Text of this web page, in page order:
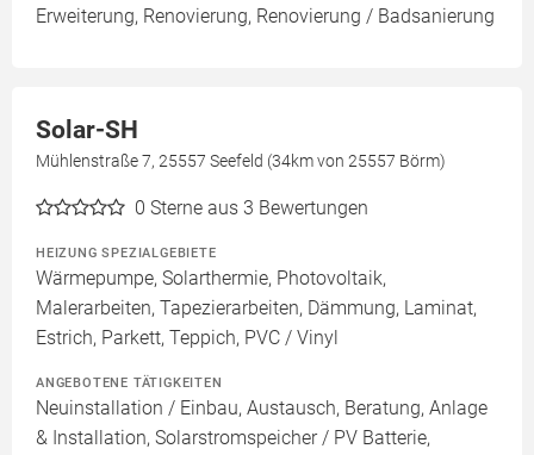
Erweiterung, Renovierung, Renovierung / Badsanierung
Solar-SH
Mühlenstraße 7, 25557 Seefeld (34km von 25557 Börm)
0 Sterne aus 3 Bewertungen
HEIZUNG SPEZIALGEBIETE
Wärmepumpe, Solarthermie, Photovoltaik,
Malerarbeiten, Tapezierarbeiten, Dämmung, Laminat,
Estrich, Parkett, Teppich, PVC / Vinyl
ANGEBOTENE TÄTIGKEITEN
Neuinstallation / Einbau, Austausch, Beratung, Anlage
& Installation, Solarstromspeicher / PV Batterie,